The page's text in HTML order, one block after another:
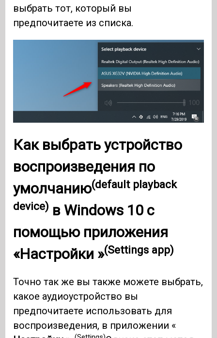
выбрать тот, который вы
предпочитаете из списка.
Как выбратьустройство
воспроизведения по
умолчанию(default playback
device) вWindows 10 с
помощью приложения
«Настройки »(Settings app)
Точно так же вы также можете выбрать,
какое аудиоустройство вы
предпочитаете использовать для
воспроизведения, в приложении «